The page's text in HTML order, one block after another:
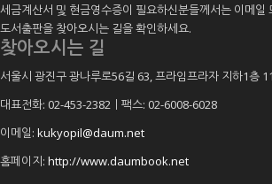
세금계산서 및 현금영수증이 필요하신분들께서는 이메
도서출판을 찾아오시는 길을 확인하세요.
찾아오시는 길
서울시 광진구 광나루로56길 63, 프라임프라자 지하1층
대표전화: 02-453-2382ㅣ팩스: 02-6008-6028
이메일: kukyopil@daum.net
홈페이지: http://www.daumbook.net